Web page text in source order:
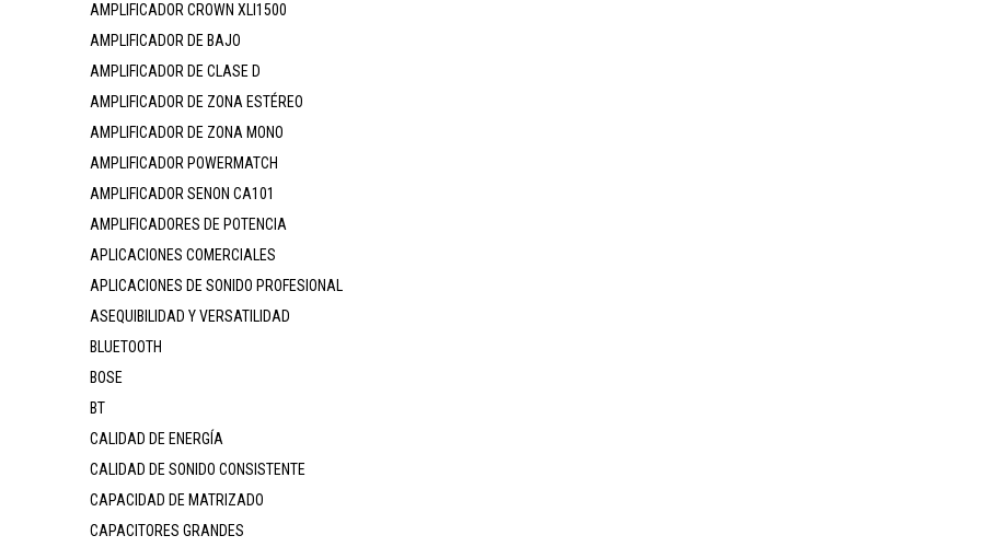
AMPLIFICADOR CROWN XLI1500
AMPLIFICADOR DE BAJO
AMPLIFICADOR DE CLASE D
AMPLIFICADOR DE ZONA ESTÉREO
AMPLIFICADOR DE ZONA MONO
AMPLIFICADOR POWERMATCH
AMPLIFICADOR SENON CA101
AMPLIFICADORES DE POTENCIA
APLICACIONES COMERCIALES
APLICACIONES DE SONIDO PROFESIONAL
ASEQUIBILIDAD Y VERSATILIDAD
BLUETOOTH
BOSE
BT
CALIDAD DE ENERGÍA
CALIDAD DE SONIDO CONSISTENTE
CAPACIDAD DE MATRIZADO
CAPACITORES GRANDES